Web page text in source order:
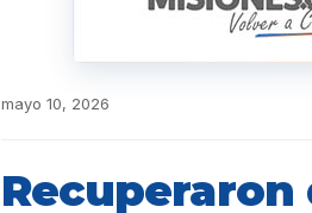
mayo 10, 2026